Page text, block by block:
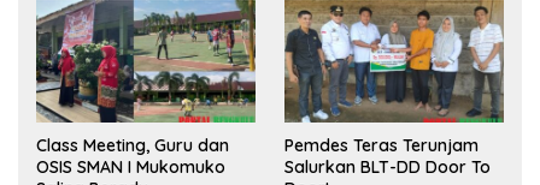
Class Meeting, Guru dan
OSIS SMAN I Mukomuko
Pemdes Teras Terunjam
Salurkan BLT-DD Door To